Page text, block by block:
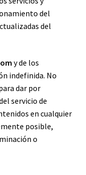
del
del
y de los
indefinida. No
dar por
servicio de
en cualquier
posible,
o